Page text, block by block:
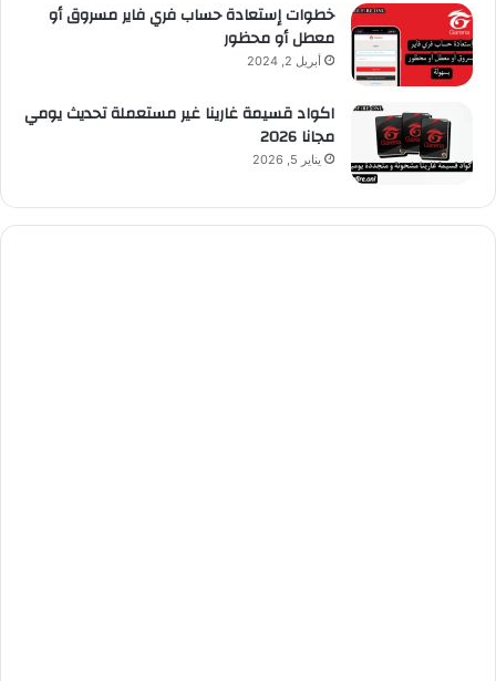
خطوات إستعادة حساب فري فاير مسروق أو
معطل أو محظور
أبريل 2, 2024
اكواد قسيمة غارينا غير مستعملة تحديث يومي
مجانا 2026
يناير 5, 2026